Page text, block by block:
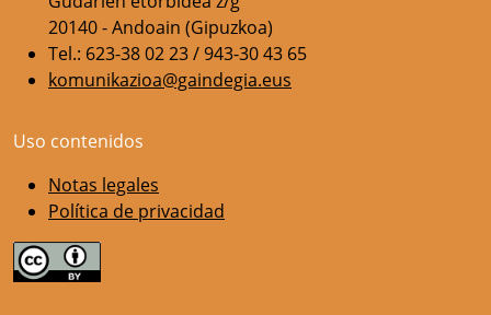
20140 - Andoain (Gipuzkoa)
Tel.: 623-38 02 23 / 943-30 43 65
komunikazioa@gaindegia.eus
Uso contenidos
Notas legales
Política de privacidad